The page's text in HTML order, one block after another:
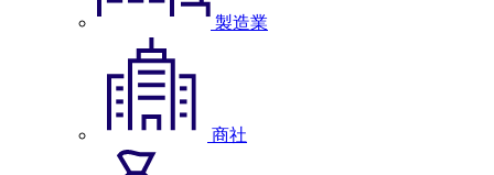
製造業
商社